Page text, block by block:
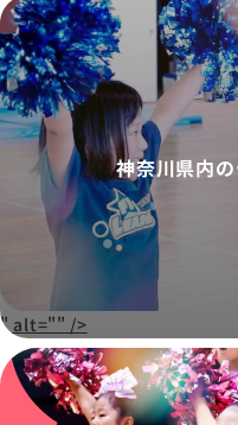
" alt="" />
神奈川県内